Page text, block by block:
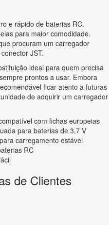
e rápido de baterias RC.
para maior comodidade.
procuram um carregador
JST.
ideal para quem precisa
prontos a usar. Embora
ficar atento a futuras
de adquirir um carregador
com fichas europeias
para baterias de 3,7 V
carregamento estável
RC
de Clientes